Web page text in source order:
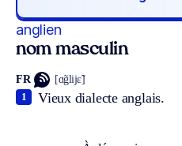
anglien
nom masculin
FR [ɑ̃glijɛ̃]
Vieux dialecte anglais.
1